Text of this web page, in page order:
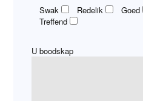
Swak Redelik Goed
Treffend
U boodskap